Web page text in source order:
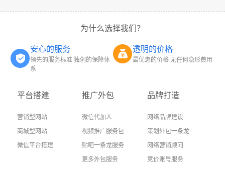
为什么选择我们？
安心的服务
领先的服务标准 独创的保障体
系
透明的价格
最优惠的价格 无任何隐形费用
平台搭建
营销型网站
商城型网站
微信平台搭建
推广外包
微信代加人
视频推广服务包
贴吧一条龙服务
更多外包服务
品牌打造
网络品牌建设
策划外包一条龙
网络营销顾问
竞价账号服务